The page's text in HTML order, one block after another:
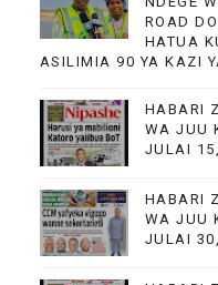
YA NANENANE
ROAD
HATUA
ASILIMIA 90 YA KAZI
HABARI
WA JUU
JULAI
HABARI
WA JUU
JULAI